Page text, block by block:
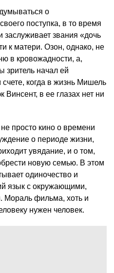
о
поступка, в то время
заслуживает звания «дочь
к матери. Озон, однако, не
в кровожадности, а,
зритель начал ей
когда в жизнь Мишель
Винсент, в ее глазах нет ни
просто кино о времени
о периоде жизни,
увядание, и о том,
новую семью. В этом
одиночество и
язык с окружающими,
Мораль фильма, хоть и
нужен человек.